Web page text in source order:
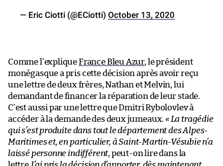
— Eric Ciotti (@ECiotti) October 13, 2020
Comme l’expliqueFrance Bleu Azur, le président
monégasque a pris cette décision après avoir reçu
une lettre de deux frères, Nathan et Melvin, lui
demandant de financer la réparation de leur stade.
C’est aussi par une lettre que Dmitri Rybolovlev à
accéder à la demande des deux jumeaux. « La tragédie
qui s’est produite dans tout le département des Alpes-
Maritimes et, en particulier, à Saint-Martin-Vésubie n’a
laissé personne indifférent, peut-on lire dans la